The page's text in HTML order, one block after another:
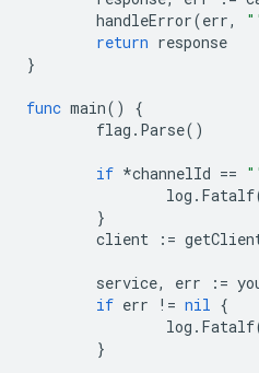
handleError(err,
return response
}
func main()
{
flag . Parse()
if *channelId ==
log . Fatalf
}
client
:=
service, err :=
if err != nil {
log . Fatalf
}